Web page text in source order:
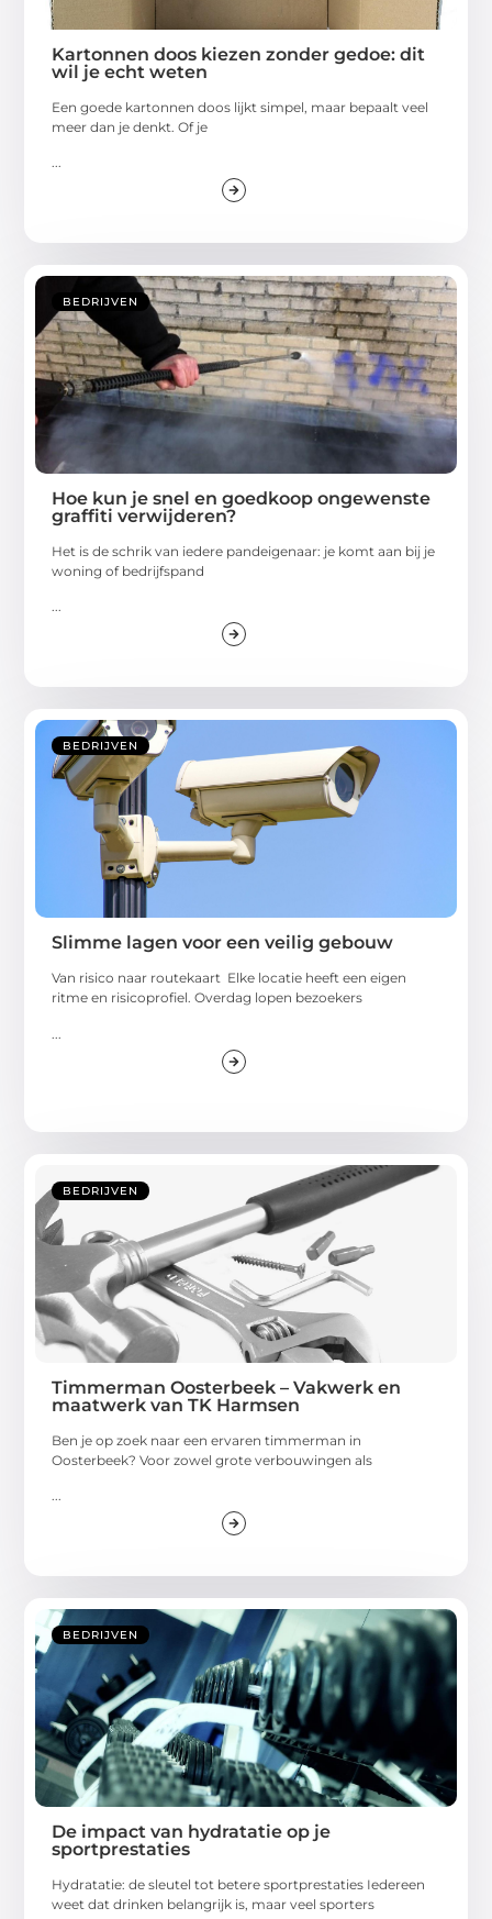
Kartonnen doos kiezen zonder gedoe: dit
wil je echt weten
Een goede kartonnen doos lijkt simpel, maar bepaalt veel
meer dan je denkt. Of je
BEDRIJVEN
Hoe kun je snel en goedkoop ongewenste
graffiti verwijderen?
Het is de schrik van iedere pandeigenaar: je komt aan bij je
woning of bedrijfspand
...
BEDRIJVEN
Slimme lagen voor een veilig gebouw
Van risico naar routekaart Elke locatie heeft een eigen
ritme en risicoprofiel. Overdag lopen bezoekers
BEDRIJVEN
Timmerman Oosterbeek – Vakwerk en
maatwerk van TK Harmsen
Ben je op zoek naar een ervaren timmerman in
Oosterbeek? Voor zowel grote verbouwingen als
...
BEDRIJVEN
De impact van hydratatie op je
sportprestaties
Hydratatie: de sleutel tot betere sportprestaties Iedereen
weet dat drinken belangrijk is, maar veel sporters